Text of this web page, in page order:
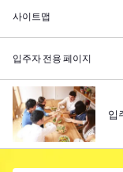
사이트맵
입주자 전용 페이지
입